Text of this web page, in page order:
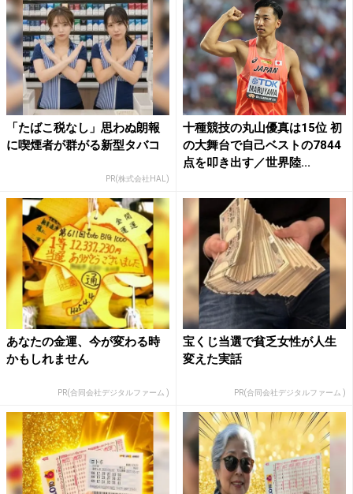
「たばこ税なし」思わぬ朗報
に喫煙者が群がる新型タバコ
PR(株式会社HAL)
十種競技の丸山優真は15位 初
の大舞台で自己ベストの7844
点を叩き出す／世界陸...
あなたの金運、今が変わる時
かもしれません
PR(合同会社デジタルファーム )
宝くじ当選で貧乏女性が人生
変えた実話
PR(合同会社デジタルファーム )